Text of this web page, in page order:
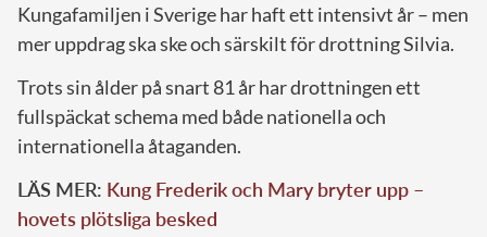
Kungafamiljen i Sverige har haft ett intensivt år – men
mer uppdrag ska ske och särskilt för drottning Silvia.
Trots sin ålder på snart 81 år har drottningen ett
fullspäckat schema med både nationella och
internationella åtaganden.
LÄS MER: Kung Frederik och Mary bryter upp –
hovets plötsliga besked